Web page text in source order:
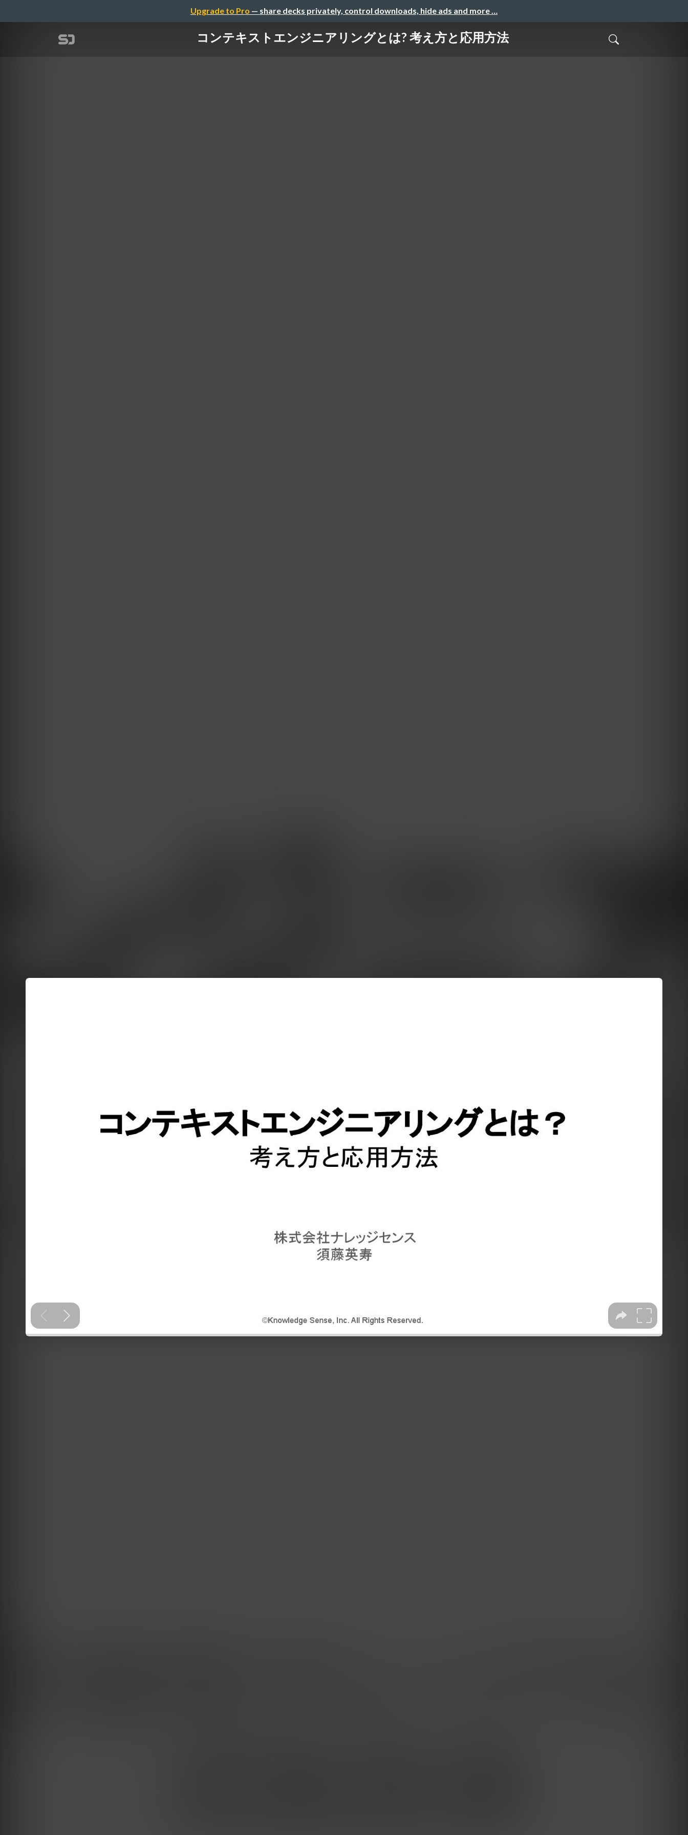
Upgrade to Pro — share decks privately, control downloads, hide ads and more …
コンテキストエンジニアリングとは? 考え方と応用方法